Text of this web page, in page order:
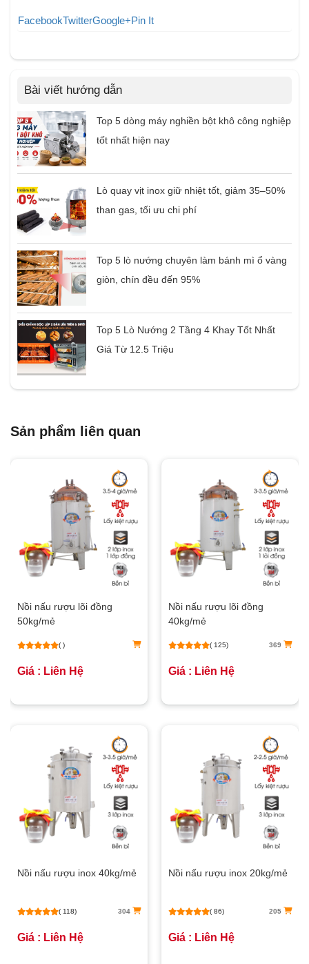
FacebookTwitterGoogle+Pin It
Bài viết hướng dẫn
Top 5 dòng máy nghiền bột khô công nghiệp
tốt nhất hiện nay
Lò quay vịt inox giữ nhiệt tốt, giảm 35–50%
than gas, tối ưu chi phí
Top 5 lò nướng chuyên làm bánh mì ổ vàng
giòn, chín đều đến 95%
Top 5 Lò Nướng 2 Tầng 4 Khay Tốt Nhất
Giá Từ 12.5 Triệu
Sản phẩm liên quan
Nồi nấu rượu lõi đồng
50kg/mẻ
( )
Giá : Liên Hệ
Nồi nấu rượu lõi đồng
40kg/mẻ
( 125) 369
Giá : Liên Hệ
Nồi nấu rượu inox 40kg/mẻ
( 118) 304
Giá : Liên Hệ
Nồi nấu rượu inox 20kg/mẻ
( 86) 205
Giá : Liên Hệ